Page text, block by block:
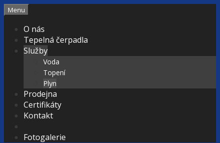
Přeskočit
obsah
Menu
O nás
Tepelná čerpadla
Služby
Voda
Topení
Plyn
Prodejna
Certifikáty
Kontakt
Fotogalerie